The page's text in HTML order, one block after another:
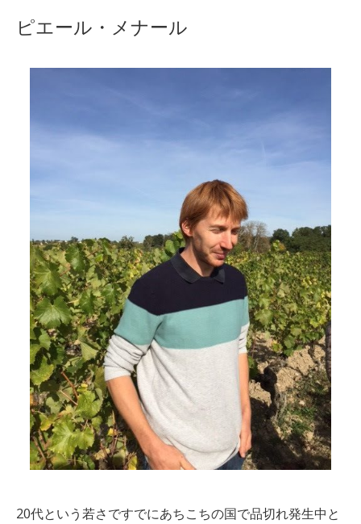
ピエール・メナール
20代という若さですでにあちこちの国で品切れ発生中と